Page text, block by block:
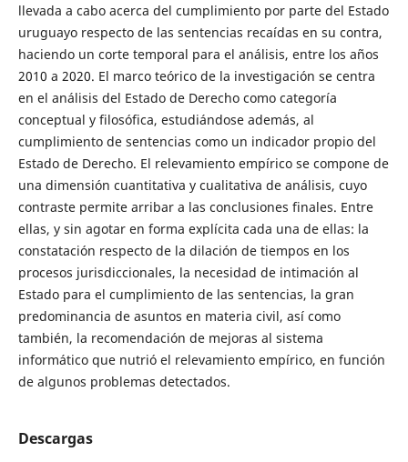
llevada a cabo acerca del cumplimiento por parte del Estado
uruguayo respecto de las sentencias recaídas en su contra,
haciendo un corte temporal para el análisis, entre los años
2010 a 2020. El marco teórico de la investigación se centra
en el análisis del Estado de Derecho como categoría
conceptual y filosófica, estudiándose además, al
cumplimiento de sentencias como un indicador propio del
Estado de Derecho. El relevamiento empírico se compone de
una dimensión cuantitativa y cualitativa de análisis, cuyo
contraste permite arribar a las conclusiones finales. Entre
ellas, y sin agotar en forma explícita cada una de ellas: la
constatación respecto de la dilación de tiempos en los
procesos jurisdiccionales, la necesidad de intimación al
Estado para el cumplimiento de las sentencias, la gran
predominancia de asuntos en materia civil, así como
también, la recomendación de mejoras al sistema
informático que nutrió el relevamiento empírico, en función
de algunos problemas detectados.
Descargas